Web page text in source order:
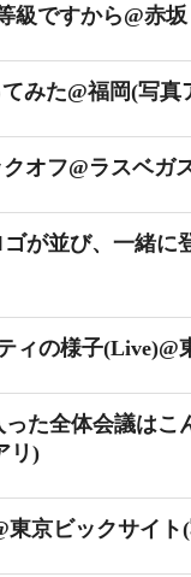
ですから@赤坂
みた@福岡(写真
オフ@ラスベガ
が並び、一緒に
ィの様子(Live)@
た全体会議はこ
リ)
東京ビックサイト